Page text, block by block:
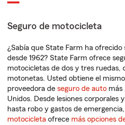
Seguro de motocicleta
¿Sabía que State Farm ha
desde 1962? State Farm ofrece
motocicletas de dos y tres ruedas,
motonetas. Usted obtiene el
proveedora de seguro de auto más
Unidos. Desde lesiones corporales
hasta robo y gastos de
motocicleta ofrece más opciones